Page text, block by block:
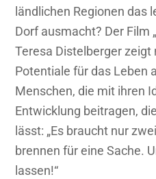
ländlichen Regionen das
Dorf ausmacht? Der Film
Teresa Distelberger zeigt
Potentiale für das Leben
Menschen, die mit ihren
Entwicklung beitragen,
lässt: „Es braucht nur
brennen für eine Sache.
lassen!“